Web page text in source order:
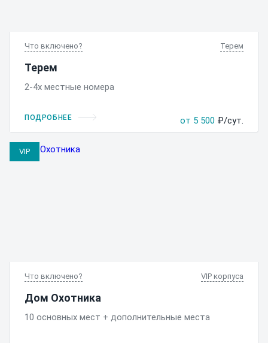
Что включено Терем
Терем
2-4х местные номера
ПОДРОБНЕЕ от 5 500 ₽/сут.
VIP
Что включено VIP корпуса
Дом Охотника
10 основных мест + дополнительные места